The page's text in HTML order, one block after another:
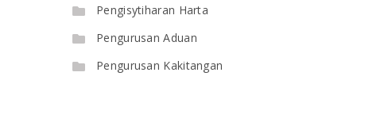
Pengisytiharan Harta
Pengurusan Aduan
Pengurusan Kakitangan